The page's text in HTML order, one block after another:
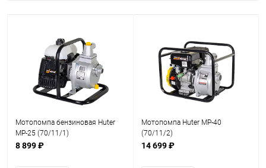
Мотопомпа бензиновая Huter
MP-25 (70/11/1)
8 899 ₽
Мотопомпа Huter MP-40
(70/11/2)
14 699 ₽